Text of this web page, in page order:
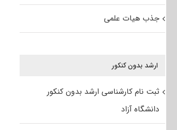
جذب هیات علمی
ارشد بدون کنکور
ثبت نام کارشناسی ارشد بدون کنکور
دانشگاه آزاد